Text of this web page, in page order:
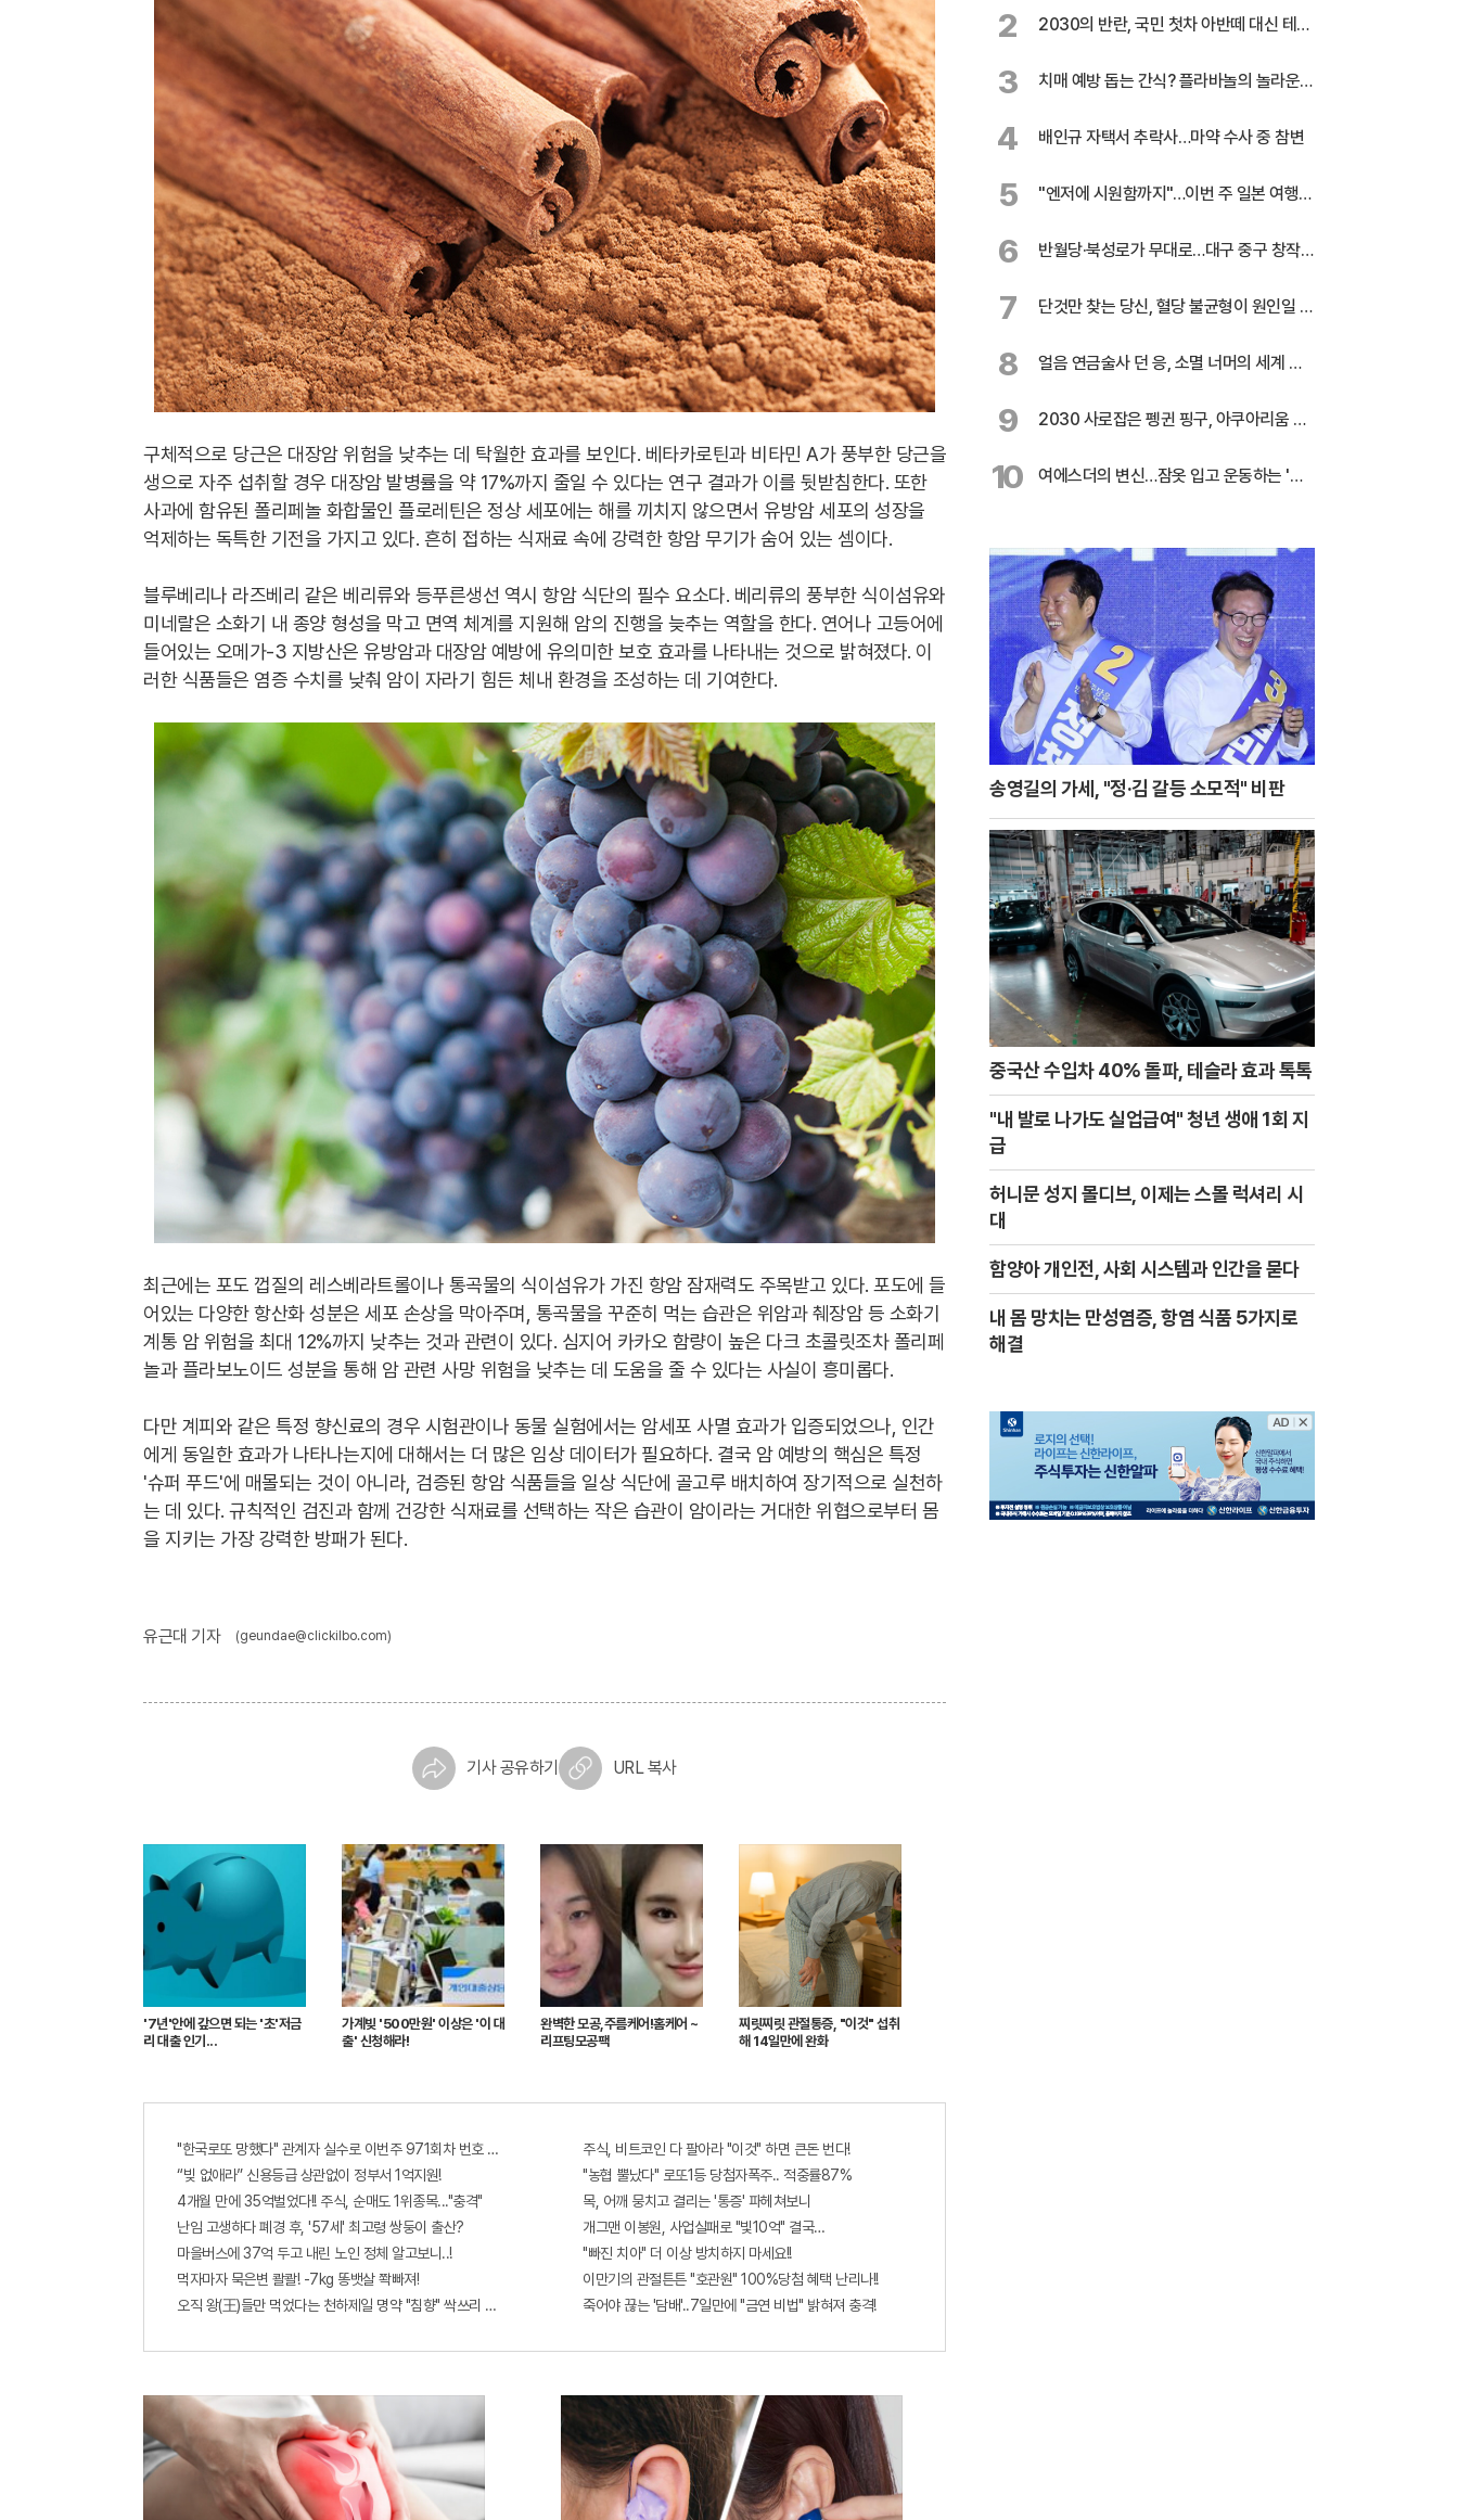
구체적으로 당근은 대장암 위험을 낮추는 데 탁월한 효과를 보인다. 베타카로틴과 비타민 A가 풍부한 당근을
생으로 자주 섭취할 경우 대장암 발병률을 약 17%까지 줄일 수 있다는 연구 결과가 이를 뒷받침한다. 또한
사과에 함유된 폴리페놀 화합물인 플로레틴은 정상 세포에는 해를 끼치지 않으면서 유방암 세포의 성장을
억제하는 독특한 기전을 가지고 있다. 흔히 접하는 식재료 속에 강력한 항암 무기가 숨어 있는 셈이다.
블루베리나 라즈베리 같은 베리류와 등푸른생선 역시 항암 식단의 필수 요소다. 베리류의 풍부한 식이섬유와
미네랄은 소화기 내 종양 형성을 막고 면역 체계를 지원해 암의 진행을 늦추는 역할을 한다. 연어나 고등어에
들어있는 오메가-3 지방산은 유방암과 대장암 예방에 유의미한 보호 효과를 나타내는 것으로 밝혀졌다. 이
러한 식품들은 염증 수치를 낮춰 암이 자라기 힘든 체내 환경을 조성하는 데 기여한다.
최근에는 포도 껍질의 레스베라트롤이나 통곡물의 식이섬유가 가진 항암 잠재력도 주목받고 있다. 포도에 들
어있는 다양한 항산화 성분은 세포 손상을 막아주며, 통곡물을 꾸준히 먹는 습관은 위암과 췌장암 등 소화기
계통 암 위험을 최대 12%까지 낮추는 것과 관련이 있다. 심지어 카카오 함량이 높은 다크 초콜릿조차 폴리페
놀과 플라보노이드 성분을 통해 암 관련 사망 위험을 낮추는 데 도움을 줄 수 있다는 사실이 흥미롭다.
다만 계피와 같은 특정 향신료의 경우 시험관이나 동물 실험에서는 암세포 사멸 효과가 입증되었으나, 인간
에게 동일한 효과가 나타나는지에 대해서는 더 많은 임상 데이터가 필요하다. 결국 암 예방의 핵심은 특정
'슈퍼 푸드'에 매몰되는 것이 아니라, 검증된 항암 식품들을 일상 식단에 골고루 배치하여 장기적으로 실천하
는 데 있다. 규칙적인 검진과 함께 건강한 식재료를 선택하는 작은 습관이 암이라는 거대한 위협으로부터 몸
을 지키는 가장 강력한 방패가 된다.
유근대 기자 (geundae@clickilbo.com)
기사 공유하기 URL 복사
'7년'안에 갚으면 되는 '초'저금
리 대출 인기...
가계빚 '500만원' 이상은 '이 대
출' 신청해라!
완벽한 모공,주름케어!홈케어 ~
리프팅모공팩
찌릿찌릿 관절통증, "이것" 섭취
해 14일만에 완화
"한국로또 망했다" 관계자 실수로 이번주 971회차 번호 6자리 공개!? 꼭 확인해라!
“빚 없애라” 신용등급 상관없이 정부서 1억지원!
4개월 만에 35억벌었다!! 주식, 순매도 1위종목..."충격"
난임 고생하다 폐경 후, '57세' 최고령 쌍둥이 출산?
마을버스에 37억 두고 내린 노인 정체 알고보니..!
먹자마자 묵은변 콸콸! -7kg 똥뱃살 쫙빠져!
오직 왕(王)들만 먹었다는 천하제일 명약 "침향" 싹쓰리 완판!! 왜 난리났나 봤더니..경악!
주식, 비트코인 다 팔아라 "이것" 하면 큰돈 번다!
"농협 뿔났다" 로또1등 당첨자폭주.. 적중률87%
목, 어깨 뭉치고 결리는 '통증' 파헤쳐보니
개그맨 이봉원, 사업실패로 "빛10억" 결국…
"빠진 치아" 더 이상 방치하지 마세요!!
이만기의 관절튼튼 "호관원" 100%당첨 혜택 난리나!!
죽어야 끊는 '담배'..7일만에 "금연 비법" 밝혀져 충격!
2 2030의 반란, 국민 첫차 아반떼 대신 테슬
라
3 치매 예방 돕는 간식? 플라바놀의 놀라운
효능
4 배인규 자택서 추락사…마약 수사 중 참변
5 "엔저에 시원함까지"…이번 주 일본 여행
꿀팁
6 반월당·북성로가 무대로…대구 중구 창작극
3편
7 단것만 찾는 당신, 혈당 불균형이 원인일 수
도
8 얼음 연금술사 던 응, 소멸 너머의 세계 응
9 2030 사로잡은 펭귄 핑구, 아쿠아리움 흥
행 주역
10 여에스더의 변신…잠옷 입고 운동하는 '무
송영길의 가세, "정·김 갈등 소모적" 비판
중국산 수입차 40% 돌파, 테슬라 효과 톡톡
"내 발로 나가도 실업급여" 청년 생애 1회 지
급
허니문 성지 몰디브, 이제는 스몰 럭셔리 시
대
함양아 개인전, 사회 시스템과 인간을 묻다
내 몸 망치는 만성염증, 항염 식품 5가지로
해결